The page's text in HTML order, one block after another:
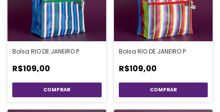
Bolsa RIO DE JANEIRO P
R$109,00
Bolsa RIO DE JANEIRO P
R$109,00